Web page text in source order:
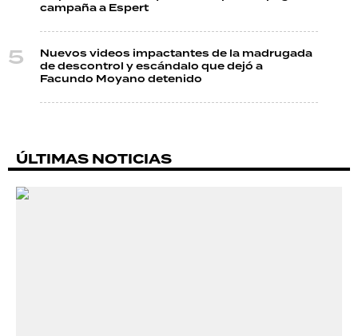
campaña a Espert
Nuevos videos impactantes de la madrugada
de descontrol y escándalo que dejó a
Facundo Moyano detenido
ÚLTIMAS NOTICIAS